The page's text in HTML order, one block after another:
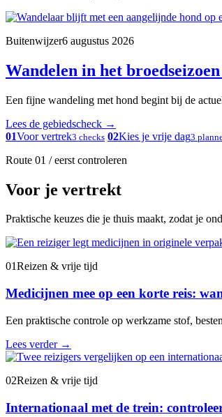
Buitenwijzer6 augustus 2026
Wandelen in het
Een fijne wandeling met hond begint bij de
Lees de gebiedscheck →
01Voor vertrek3 checks 02Kies je vrije dag3
Route 01 / eerst controleren
Voor je vertrekt
Praktische keuzes die je thuis maakt, zodat je
01Reizen & vrije tijd
Medicijnen mee op een korte reis:
Een praktische controle op werkzame stof,
Lees verder →
02Reizen & vrije tijd
Internationaal met de trein: